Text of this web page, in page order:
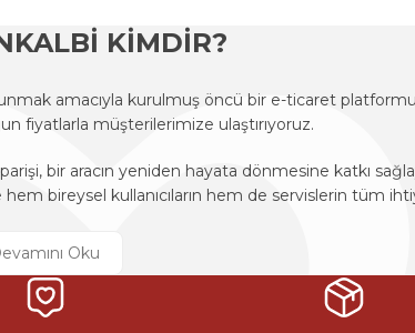
Yorum Yaz
Soru Sor
Gönder
PaylaşKİMDİR?
amacıyla kurulmuş öncü bir e-ticaret
fiyatlarla müşterilerimize ulaştırıyoruz.
bir aracın yeniden hayata dönmesine katkı
bireysel kullanıcıların hem de servislerin tüm
amacıyla kurulmuş öncü bir e-ticaret
bir aracın yeniden hayata dönmesine katkı